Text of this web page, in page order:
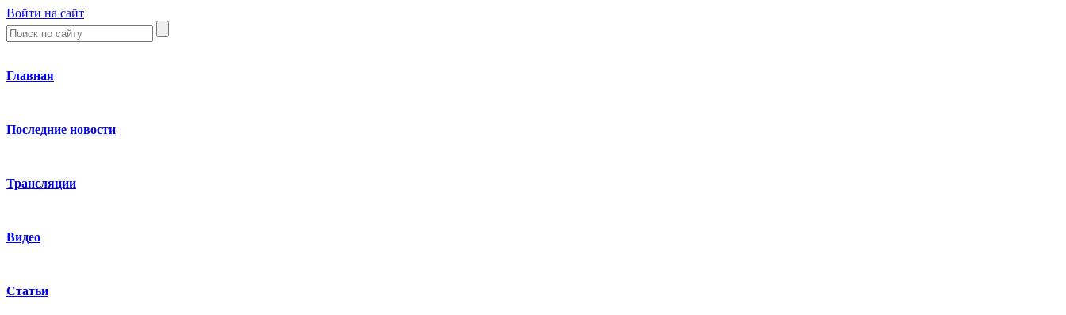
Войти на сайт
Главная
Последние новости
Трансляции
Видео
Статьи